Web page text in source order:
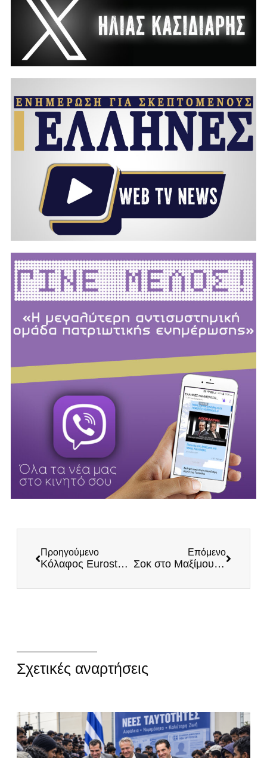
Προηγούμενο
Κόλαφος Eurostat για Άδωνι: Ένας στους πέντε Έλληνες χωρίς ιατρική περίθαλψη
Επόμενο
Σοκ στο Μαξίμου! Διώξεις για δύο ακόμα σκάνδαλα από την Ευρωπαϊκή Εισαγγελία
Σχετικές αναρτήσεις